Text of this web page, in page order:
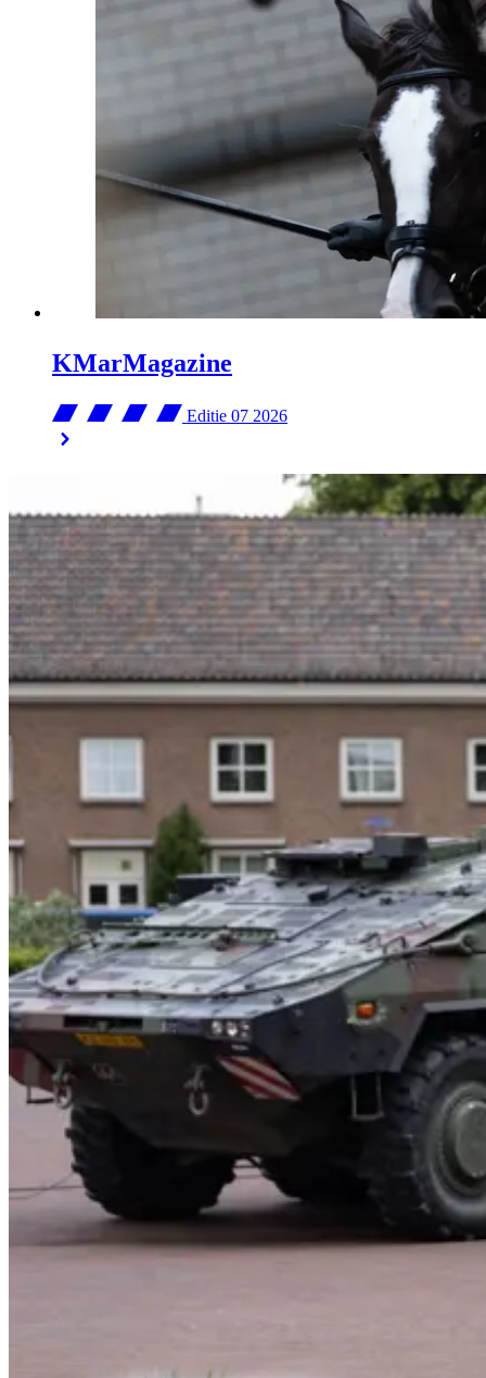
KMarMagazine
Editie 07 2026